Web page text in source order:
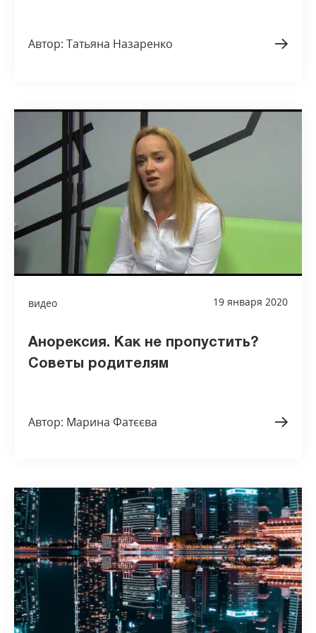
Автор: Татьяна Назаренко
видео 19 января 2020
Анорексия. Как не пропустить?
Советы родителям
Автор: Марина Фатєєва